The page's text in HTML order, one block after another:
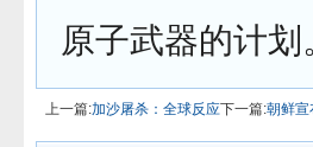
原子武器的计划
上一篇:加沙屠杀：全球反应下一篇:朝鲜宣